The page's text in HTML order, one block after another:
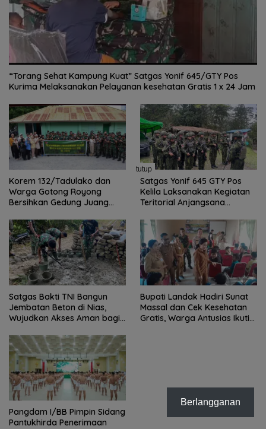
“Torang Sehat Kampung Kuat” Satgas Yonif 645/GTY Pos
Kurima Melaksanakan Pelayanan kesehatan Gratis 1 x 24 Jam
Korem 132/Tadulako dan
Warga Gotong Royong
Bersihkan Gedung Juang
Satgas Yonif 645 GTY Pos
Kelila Laksanakan Kegiatan
Teritorial Anjangsana
Lurah
Satgas Bakti TNI Bangun
Jembatan Beton di Nias,
Wujudkan Akses Aman bagi
Bupati Landak Hadiri Sunat
Massal dan Cek Kesehatan
Gratis, Warga Antusias Ikuti
Pangdam I/BB Pimpin Sidang
Pantukhirda Penerimaan
tutup
Berlangganan